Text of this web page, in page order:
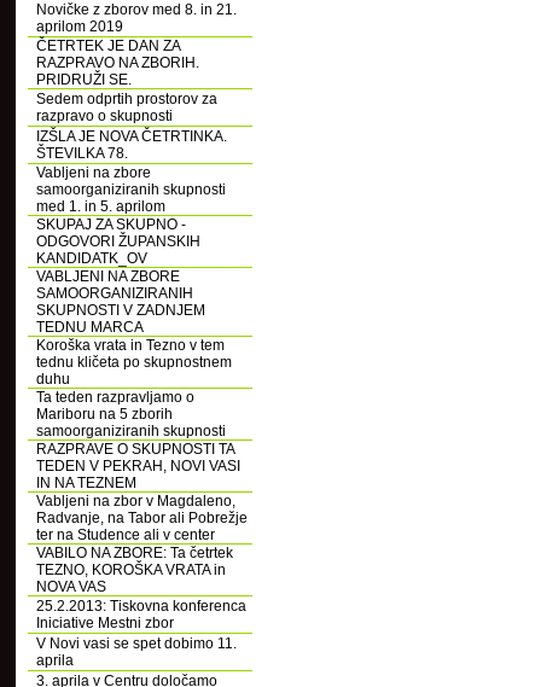
Novičke z zborov med 8. in 21.
aprilom 2019
ČETRTEK JE DAN ZA
RAZPRAVO NA ZBORIH.
PRIDRUŽI SE.
Sedem odprtih prostorov za
razpravo o skupnosti
IZŠLA JE NOVA ČETRTINKA.
ŠTEVILKA 78.
Vabljeni na zbore
samoorganiziranih skupnosti
med 1. in 5. aprilom
SKUPAJ ZA SKUPNO -
ODGOVORI ŽUPANSKIH
KANDIDATK_OV
VABLJENI NA ZBORE
SAMOORGANIZIRANIH
SKUPNOSTI V ZADNJEM
TEDNU MARCA
Koroška vrata in Tezno v tem
tednu kličeta po skupnostnem
duhu
Ta teden razpravljamo o
Mariboru na 5 zborih
samoorganiziranih skupnosti
RAZPRAVE O SKUPNOSTI TA
TEDEN V PEKRAH, NOVI VASI
IN NA TEZNEM
Vabljeni na zbor v Magdaleno,
Radvanje, na Tabor ali Pobrežje
ter na Studence ali v center
VABILO NA ZBORE: Ta četrtek
TEZNO, KOROŠKA VRATA in
NOVA VAS
25.2.2013: Tiskovna konferenca
Iniciative Mestni zbor
V Novi vasi se spet dobimo 11.
aprila
3. aprila v Centru določamo